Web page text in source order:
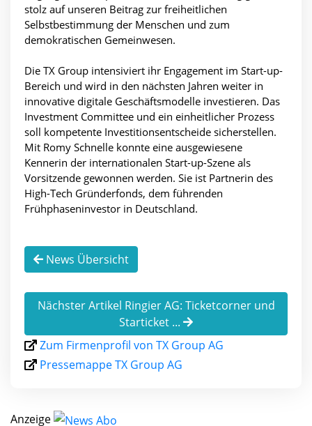
stolz auf unseren Beitrag zur freiheitlichen
Selbstbestimmung der Menschen und zum
demokratischen Gemeinwesen.
Die TX Group intensiviert ihr Engagement im Start-up-
Bereich und wird in den nächsten Jahren weiter in
innovative digitale Geschäftsmodelle investieren. Das
Investment Committee und ein einheitlicher Prozess
soll kompetente Investitionsentscheide sicherstellen.
Mit Romy Schnelle konnte eine ausgewiesene
Kennerin der internationalen Start-up-Szene als
Vorsitzende gewonnen werden. Sie ist Partnerin des
High-Tech Gründerfonds, dem führenden
Frühphaseninvestor in Deutschland.
News Übersicht
Nächster Artikel Ringier AG: Ticketcorner und
Starticket ...
Zum Firmenprofil von TX Group AG
Pressemappe TX Group AG
Anzeige